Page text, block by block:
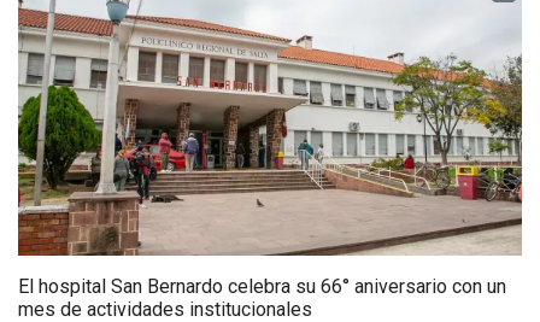
El hospital San Bernardo celebra su 66° aniversario con un
mes de actividades institucionales